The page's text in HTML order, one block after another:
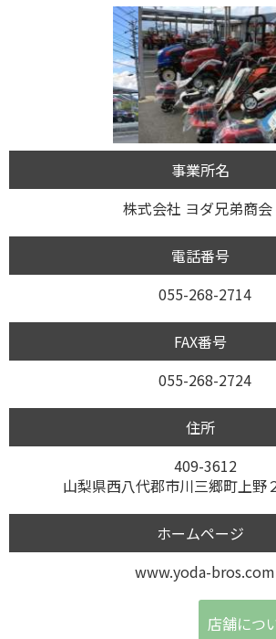
事業所名
株式会社 ヨダ兄弟商会
電話番号
055-268-2714
FAX番号
055-268-2724
住所
409-3612
山梨県西八代郡市川三郷町上野
ホームページ
www.yoda-bros.com
店舗につ